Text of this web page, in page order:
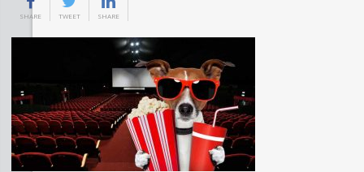
SHARE TWEET SHARE